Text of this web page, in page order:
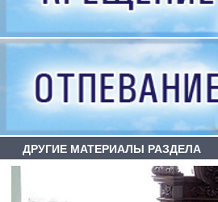
ДРУГИЕ МАТЕРИАЛЫ РАЗДЕЛА